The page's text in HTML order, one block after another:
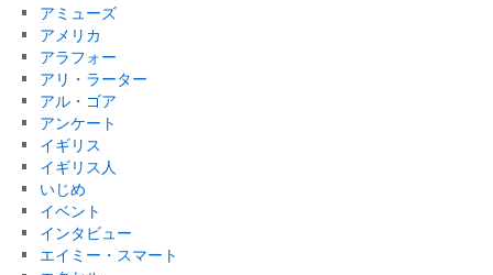
アミューズ
アメリカ
アラフォー
アリ・ラーター
アル・ゴア
アンケート
イギリス
イギリス人
いじめ
イベント
インタビュー
エイミー・スマート